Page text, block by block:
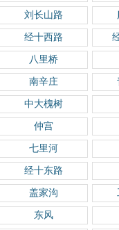
刘长山路
经十西路
八里桥
南辛庄
中大槐树
仲宫
七里河
经十东路
盖家沟
东风